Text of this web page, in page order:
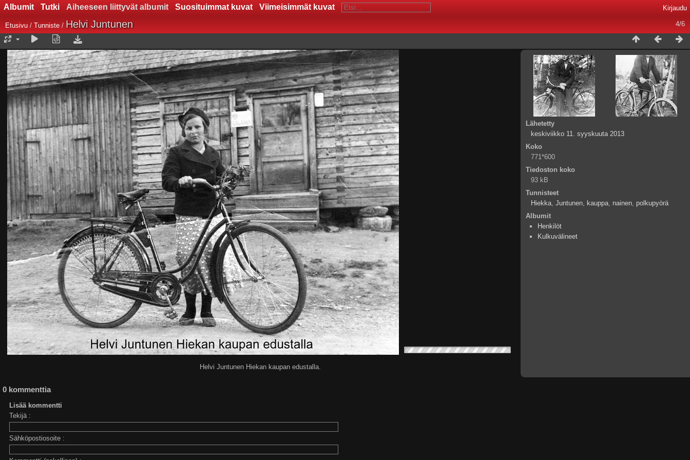
Albumit Tutki Aiheeseen liittyvät albumit Suosituimmat kuvat Viimeisimmät kuvat Kirjaudu
4/6
Etusivu / Tunniste / Helvi Juntunen
Helvi Juntunen Hiekan kaupan edustalla.
Lähetetty
keskiviikko 11. syyskuuta 2013
Koko
771*600
Tiedoston koko
93 kB
Tunnisteet
Hiekka, Juntunen, kauppa, nainen, polkupyörä
Albumit
Henkilöt
Kulkuvälineet
0 kommenttia
Lisää kommentti
Tekijä :
Sähköpostiosoite :